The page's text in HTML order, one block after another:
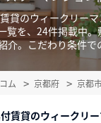
貸のウィークリー
覧を、24件掲載中。
介。こだわり条件
ム 京都府 京都
賃貸のウィークリ